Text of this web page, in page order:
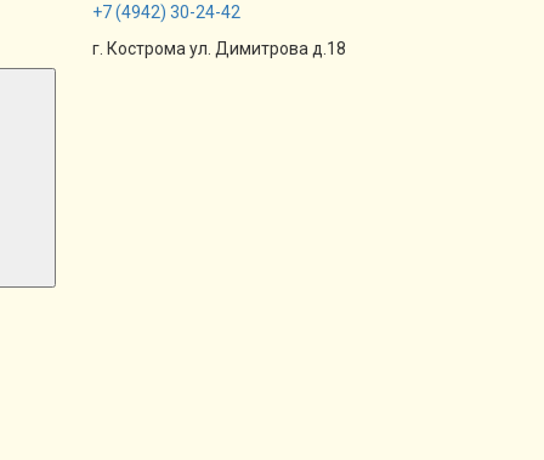
+7(4942) 30-24-42
г. Кострома ул. Димитрова д.18